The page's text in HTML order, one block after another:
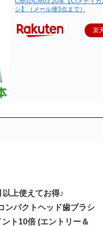
シ】（メール便3点まで）
楽
上使えてお得♪
ンパクトヘッド歯ブラシ
ト10倍 (エントリー＆